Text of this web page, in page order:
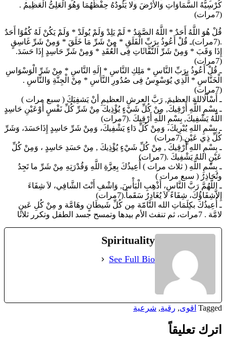
كُرْسِيُّهُ السَّمَاوَاتِ وَالأرْضَ وَلا يَئُودُهُ حِفْظُهُمَا وَهُوَ الْعَلِىُّ الْعَظِيمُ .
(7مرات)
قُلْ هُوَ اللَّهُ أَحَدٌ * اللَّهُ الصَّمَدُ * لَمْ يَلِدْ وَلَمْ يُولَدْ * وَلَمْ يَكُنْ لَهُ كُفُوًا أَحَدٌ
.(7مرات)ـ قُلْ أَعُوذُ بِرَبِّ الْفَلَقِ * مِنْ شَرِّ مَا خَلَقَ * وَمِنْ شَرِّ غَاسِقٍ
إِذَا وَقَبَ * وَمِنْ شَرِّ النَّفَّاثَاتِ فِى الْعُقَدِ * وَمِنْ شَرِّ حَاسِدٍ إِذَا حَسَدَ.
(7مرات)
ـ قُلْ أَعُوذُ بِرَبِّ النَّاسِ * مَلِكِ النَّاسِ * إِلَهِ النَّاسِ * مِنْ شَرِّ الْوَسْوَاسِ
الْخَنَّاسِ * الَّذِي يُوَسْوِسُ فِى صُدُورِ النَّاسِ * مِنْ الْجِنَّةِ وَالنَّاسِ .
(7مرات)
ـ أَسْأَلُاللهَ العظيمَ, رَبَّ العرشِ العظيمِ أنْ يَشفِيَكَ ( سبع مرات )
ـ بِسْمِ اللَّهِ أَرْقِيكَ, مِنْ كُلِّ شَيْءٍ يُؤْذِيكَ مِنْ شَرِّ كُلِّ نَفْسٍ أَوْعَيْنِ حَاسِدٍ
اللَّهُ يَشْفِيكَ, بِسْمِ اللَّهِ أَرْقِيكَ .(7مرات)
ـ بِسْمِ اللهِ يُبْرِيكَ، وَمِنْ كُلِّ دَاءٍ يَشْفِيكَ، وَمِنْ شَرِّ حَاسِدٍ إِذَاحَسَدَ، وَشَرِّ
كُلِّ ذِي عَيْنٍ.(7مرات)
ـ بِسْمِ اللهِ أَرْقِيكَ , مِنْ كُلِّ شَيْءٍ يُؤْذِيكَ , مِنْ حَسَدِ حَاسِدٍ ، وَمِنْ كُلِّ
عَيْنٍ اللهُ يَشْفِيكَ .(7مرات)
ـ بِسْمِ اللَّهِ ( ثلاث مرات ) أُعِيذُكَ بِعِزَّةِ اللَّهِ وَقُدْرَتِهِ مِنْ شَرِّ ما تَجِدُ
وتُحَاذِرُ ( سبع مرات )
ـ اللَّهُمَّ رَبَّ النَّاسِ، أَذْهِبِ الْبَأْسَ, وَاشْفِ أَنْتَ الشَّافِي، لاَ شِفَاءَ
إِلاَّشِفَاؤُكَ، شِفَاءً لاَ يُغَادِرُ سَقَماً.(7مرات)
ـ أُعِيذُكَ بكِلَمَاتِ الله التَّامّة مِن كُلِّ شَيطَانٍ وهَامَّة و مِنْ كُلِ عَينٍ
لامَّة . 7مرات، ثم تنفث الأم بيدها وتمسح جسد الطفل وتكرر ثلاثا
Spirituality
See Full Bio
Tagged اقوى, رقية, شرعية
اترك تعليقاً